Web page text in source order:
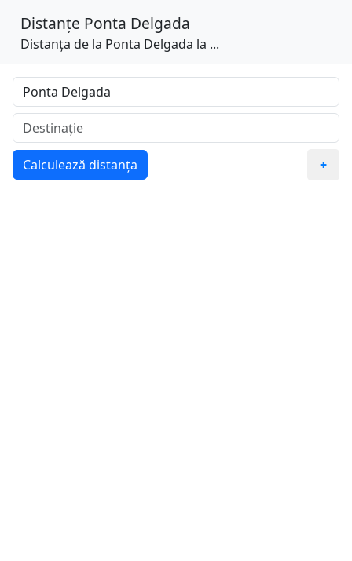
Distanțe Ponta Delgada
Distanța de la Ponta Delgada la ...
Calculează distanța +